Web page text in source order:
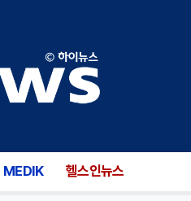
MEDIK 헬스인뉴스